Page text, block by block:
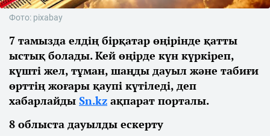
Фото: pixabay
7 тамызда елдің бірқатар өңірінде қатты
ыстық болады. Кей өңірде күн күркіреп,
күшті жел, тұман, шаңды дауыл және табиғи
өрттің жоғары қаупі күтіледі, деп
хабарлайды Sn.kz ақпарат порталы.
8 облыста дауылды ескерту